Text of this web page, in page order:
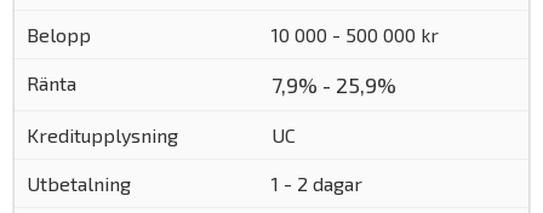
10 000 - 500 000 kr
7,9% - 25,9%
UC
1 - 2 dagar